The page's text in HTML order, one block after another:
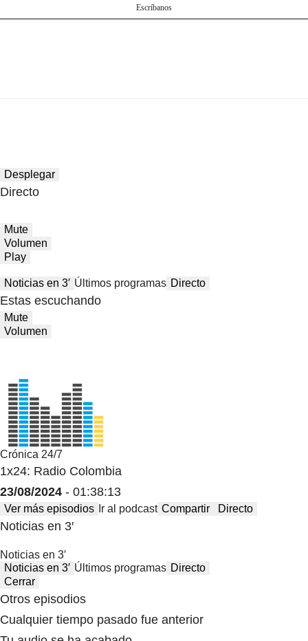
Escríbanos
Desplegar
Directo
Mute
Volumen
Play
Noticias en 3′ Últimos programas Directo
Estas escuchando
Mute
Volumen
Crónica 24/7
1x24: Radio Colombia
23/08/2024 - 01:38:13
Ver más episodios Ir al podcast Compartir Directo
Noticias en 3′
Noticias en 3′
Noticias en 3′ Últimos programas Directo
Cerrar
Otros episodios
Cualquier tiempo pasado fue anterior